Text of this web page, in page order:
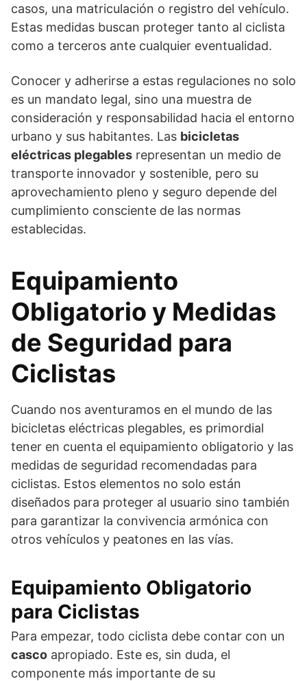
casos, una matriculación o registro del vehículo.
Estas medidas buscan proteger tanto al ciclista
como a terceros ante cualquier eventualidad.
Conocer y adherirse a estas regulaciones no solo
es un mandato legal, sino una muestra de
consideración y responsabilidad hacia el entorno
urbano y sus habitantes. Las bicicletas
eléctricas plegables representan un medio de
transporte innovador y sostenible, pero su
aprovechamiento pleno y seguro depende del
cumplimiento consciente de las normas
establecidas.
Equipamiento
Obligatorio y Medidas
de Seguridad para
Ciclistas
Cuando nos aventuramos en el mundo de las
bicicletas eléctricas plegables, es primordial
tener en cuenta el equipamiento obligatorio y las
medidas de seguridad recomendadas para
ciclistas. Estos elementos no solo están
diseñados para proteger al usuario sino también
para garantizar la convivencia armónica con
otros vehículos y peatones en las vías.
Equipamiento Obligatorio
para Ciclistas
Para empezar, todo ciclista debe contar con un
casco apropiado. Este es, sin duda, el
componente más importante de su